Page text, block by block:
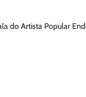
do Artista Popular